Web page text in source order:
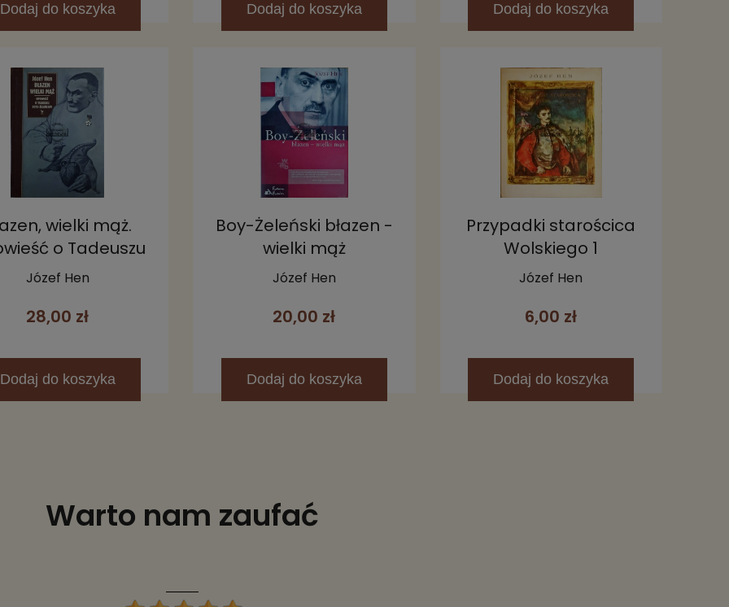
Dodaj do koszyka Dodaj do koszyka Dodaj do koszyka
wielki mąż.
o Tadeuszu
Boyu-Żeleńskim
Józef Hen
28,00 zł
Dodaj do koszyka
Boy-Żeleński błazen -
wielki mąż
Józef Hen
20,00 zł
Dodaj do koszyka
Przypadki starościca
Wolskiego 1
Józef Hen
6,00 zł
Dodaj do koszyka
Warto nam zaufać